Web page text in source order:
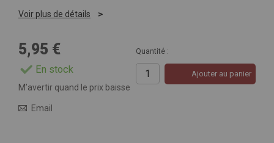
Voir plus de détails
5,95 €
En stock
Quantité :
Ajouter au panier
M’avertir quand le prix baisse
Email